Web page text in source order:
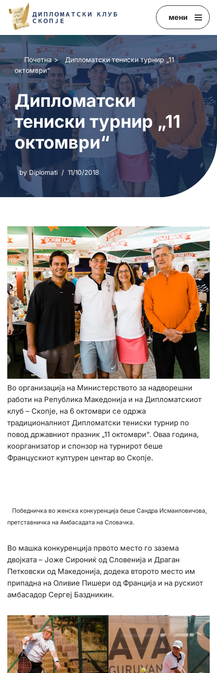
Skip
to
content
мени
Почетна> Дипломатски тениски турнир „11
октомври“
Дипломатски
тениски турнир „11
октомври“
by Diplomati 11/10/2018
Во организација на Министерството за надворешни
работи на Република Македонија и на Дипломатскиот
клуб – Скопје, на 6 октомври се одржа
традиционалниот Дипломатски тениски турнир по
повод државниот празник „11 октомври“. Оваа година,
коорганизатор и спонзор на турнирот беше
Францускиот културен центар во Скопје.
Победничка во женска конкуренција беше Сандра Исмаиловичова,
претставничка на Амбасадата на Словачка.
Во машка конкуренција првото место го зазема
двојката – Јоже Сирониќ од Словенија и Драган
Петковски од Македонија, додека второто место им
припадна на Оливие Пишери од Франција и на рускиот
амбасадор Сергеј Баздникин.